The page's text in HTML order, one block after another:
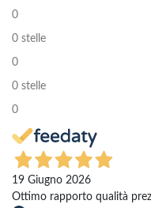
0
0 stelle
0
0 stelle
0
19 Giugno 2026
Ottimo rapporto qualità